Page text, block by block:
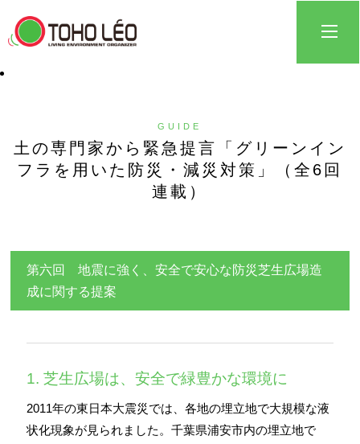
GUIDE
土の専門家から緊急提言「グリーンイン
フラを用いた防災・減災対策」（全6回
連載）
第六回 地震に強く、安全で安心な防災芝生広場造
成に関する提案
1. 芝生広場は、安全で緑豊かな環境に
2011年の東日本大震災では、各地の埋立地で大規模な液
状化現象が見られました。千葉県浦安市内の埋立地で